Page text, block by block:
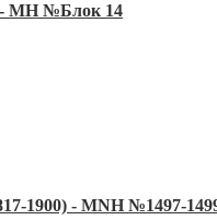
- MH №Блок 14
1900) - MNH №1497-